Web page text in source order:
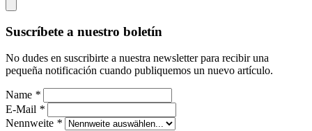
Suscríbete a nuestro boletín
No dudes en suscribirte a nuestra newsletter para recibir una
pequeña notificación cuando publiquemos un nuevo artículo.
Name *
E-Mail *
Nennweite *